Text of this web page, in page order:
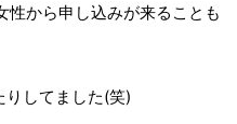
から申し込みが来ることも
りしてました(笑)